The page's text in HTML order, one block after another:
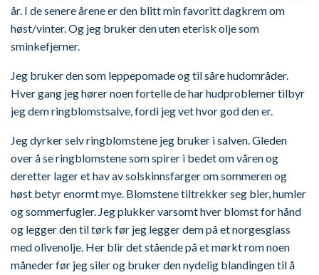
år. I de senere årene er den blitt min favoritt dagkrem om
høst/vinter. Og jeg bruker den uten eterisk olje som
sminkefjerner.
Jeg bruker den som leppepomade og til såre hudområder.
Hver gang jeg hører noen fortelle de har hudproblemer tilbyr
jeg dem ringblomstsalve, fordi jeg vet hvor god den er.
Jeg dyrker selv ringblomstene jeg bruker i salven. Gleden
over å se ringblomstene som spirer i bedet om våren og
deretter lager et hav av solskinnsfarger om sommeren og
høst betyr enormt mye. Blomstene tiltrekker seg bier, humler
og sommerfugler. Jeg plukker varsomt hver blomst for hånd
og legger den til tørk før jeg legger dem på et norgesglass
med olivenolje. Her blir det stående på et mørkt rom noen
måneder før jeg siler og bruker den nydelig blandingen til å